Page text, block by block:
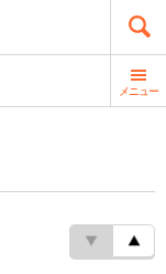
メニュー